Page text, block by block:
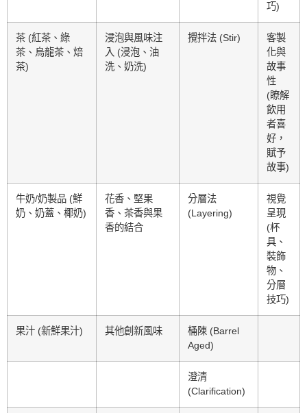
巧)
茶 (紅茶、綠
茶、烏龍茶、焙
茶)
浸泡與風味注
入 (浸泡、油
洗、奶洗)
攪拌法 (Stir)
客製
化與
故事
性
(瞭解
飲用
者喜
好，
賦予
故事)
牛奶/奶製品 (鮮
奶、奶蓋、椰奶)
花香、堅果
香、茶香與果
香的結合
分層法
(Layering)
視覺
呈現
(杯
具、
裝飾
物、
分層
技巧)
果汁 (新鮮果汁) 其他創新風味
桶陳 (Barrel
Aged)
澄清
(Clarification)